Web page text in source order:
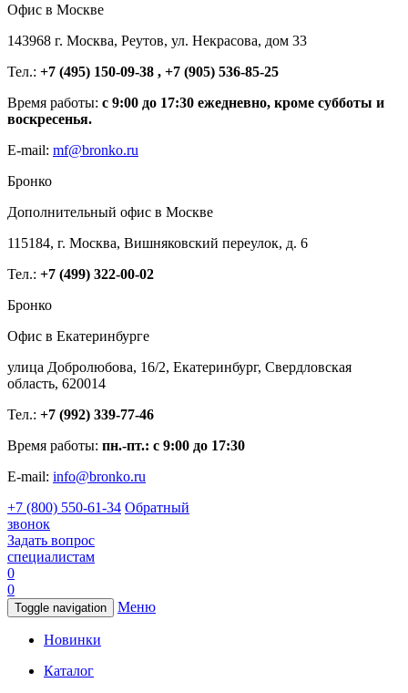
Офис в Москве
143968 г. Москва, Реутов, ул. Некрасова, дом 33
Тел.: +7 (495) 150-09-38 , +7 (905) 536-85-25
Время работы: с 9:00 до 17:30 ежедневно, кроме субботы и
воскресенья.
E-mail: mf@bronko.ru
Бронко
Дополнительный офис в Москве
115184, г. Москва, Вишняковский переулок, д. 6
Тел.: +7 (499) 322-00-02
Бронко
Офис в Екатеринбурге
улица Добролюбова, 16/2, Екатеринбург, Свердловская
область, 620014
Тел.: +7 (992) 339-77-46
Время работы: пн.-пт.: с 9:00 до 17:30
E-mail: info@bronko.ru
+7 (800) 550-61-34 Обратный
звонок
Задать вопрос
специалистам
0
0
Toggle navigation Меню
Новинки
Каталог